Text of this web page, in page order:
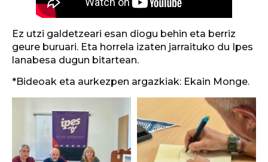
Ez utzi galdetzeari esan diogu behin eta berriz
geure buruari. Eta horrela izaten jarraituko du Ipes
lanabesa dugun bitartean.
*Bideoak eta aurkezpen argazkiak: Ekain Monge.